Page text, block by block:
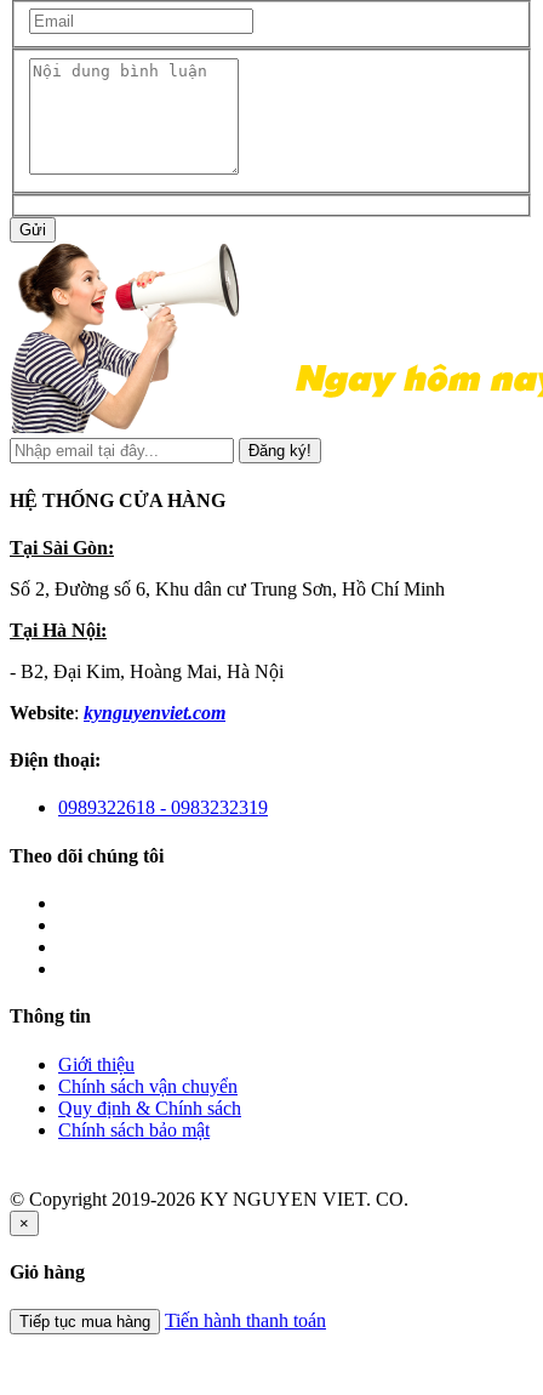
Gửi
Đăng ký!
HỆ THỐNG CỬA HÀNG
Tại Sài Gòn:
Số 2, Đường số 6, Khu dân cư Trung Sơn, Hồ Chí Minh
Tại Hà Nội:
- B2, Đại Kim, Hoàng Mai, Hà Nội
Website: kynguyenviet.com
Điện thoại:
0989322618 - 0983232319
Theo dõi chúng tôi
Thông tin
Giới thiệu
Chính sách vận chuyển
Quy định & Chính sách
Chính sách bảo mật
© Copyright 2019-2026 KY NGUYEN VIET. CO.
×
Giỏ hàng
Tiếp tục mua hàng Tiến hành thanh toán